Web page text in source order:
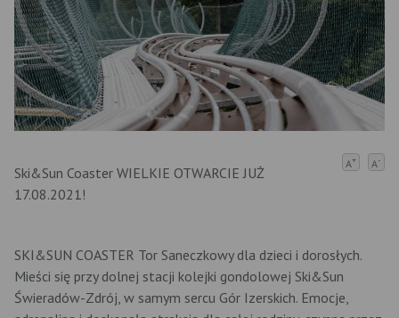
A+ A-
Ski&Sun Coaster WIELKIE OTWARCIE JUŻ
17.08.2021!
SKI&SUN COASTER Tor Saneczkowy dla dzieci i dorosłych.
Mieści się przy dolnej stacji kolejki gondolowej Ski&Sun
Świeradów-Zdrój, w samym sercu Gór Izerskich. Emocje,